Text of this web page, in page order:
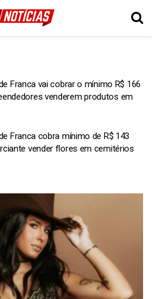
Franca vai cobrar o mínimo R$ 166
venderem produtos em
Franca cobra mínimo de R$ 143
vender flores em cemitérios